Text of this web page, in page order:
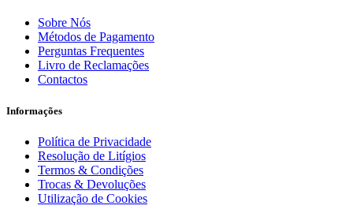
Sobre Nós
Métodos de Pagamento
Perguntas Frequentes
Livro de Reclamações
Contactos
Informações
Política de Privacidade
Resolução de Litígios
Termos & Condições
Trocas & Devoluções
Utilização de Cookies